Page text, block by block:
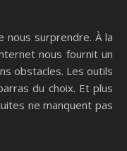
nous surprendre. À la
nous fournit un
obstacles. Les outils
du choix. Et plus
ne manquent pas